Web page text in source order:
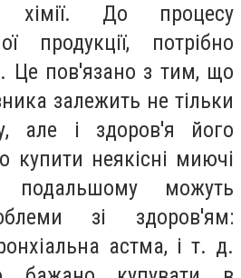
хімії. До процесу
продукції, потрібно
Це пов'язано з тим, що
залежить не тільки
але і здоров'я його
неякісні миючі
можуть
зі здоров'ям:
астма, і т. д.